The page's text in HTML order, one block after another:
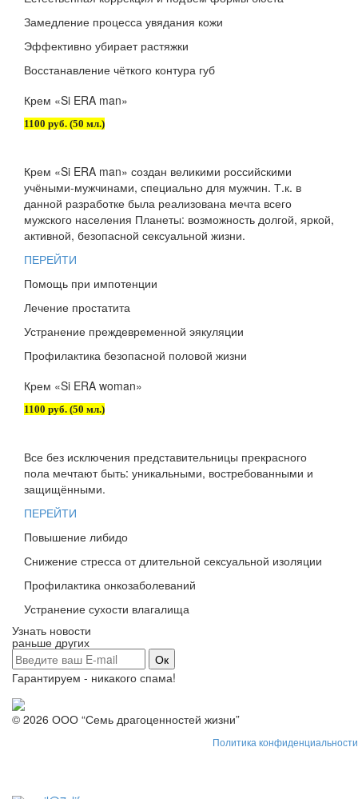
Замедление процесса увядания кожи
Эффективно убирает растяжки
Восстанавление чёткого контура губ
Крем «Si ERA man»
1100 руб. (50 мл.)
Крем «Si ERA man» создан великими российскими
учёными-мужчинами, специально для мужчин. Т.к. в
данной разработке была реализована мечта всего
мужского населения Планеты: возможность долгой, яркой,
активной, безопасной сексуальной жизни.
ПЕРЕЙТИ
Помощь при импотенции
Лечение простатита
Устранение преждевременной эякуляции
Профилактика безопасной половой жизни
Крем «Si ERA woman»
1100 руб. (50 мл.)
Все без исключения представительницы прекрасного
пола мечтают быть: уникальными, востребованными и
защищёнными.
ПЕРЕЙТИ
Повышение либидо
Снижение стресса от длительной сексуальной изоляции
Профилактика онкозаболеваний
Устранение сухости влагалища
Узнать новости
раньше других
Гарантируем - никакого спама!
© 2026 ООО “Семь драгоценностей жизни”
Политика конфиденциальности